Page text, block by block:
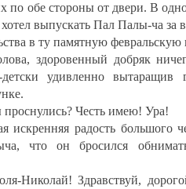
по обе стороны от двери. В
выпускать Пал Палы-ча за
в ту памятную февральскую
здоровенный добряк
удивленно вытаращив
Честь имею! Ура!
искренняя радость большого
что он бросился
Николай! Здравствуй,